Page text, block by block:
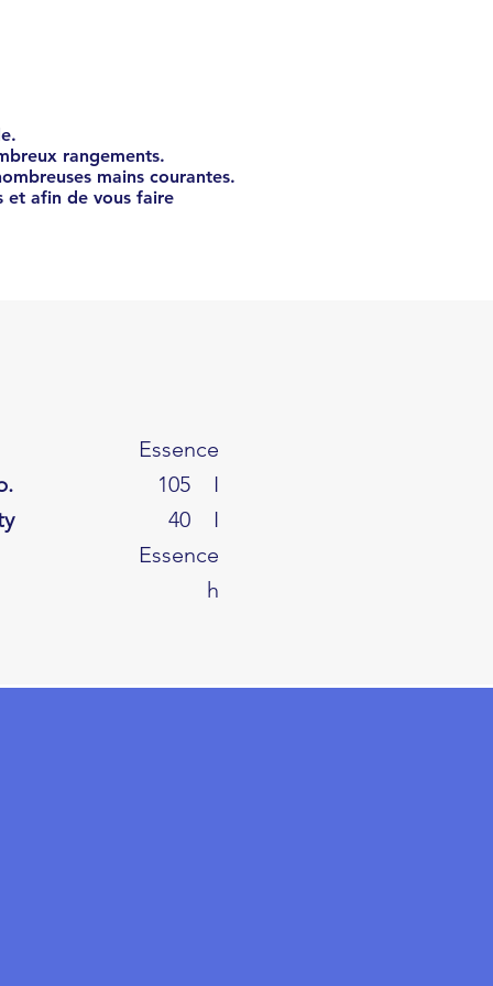
rangements.
mains courantes.
et afin de vous faire
Essence
I
105
I
40
Essence
h